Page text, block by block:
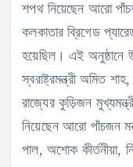
শপথ নিয়েছেন আরো
কলকাতার ব্রিগেড
হয়েছিল। এই অনুষ্ঠানে
স্বরাষ্ট্রমন্ত্রী অমিত
রাজ্যের কুড়িজন
নিয়েছেন আরো পাঁচজন
পাল, অশোক কীর্তনীয়া,